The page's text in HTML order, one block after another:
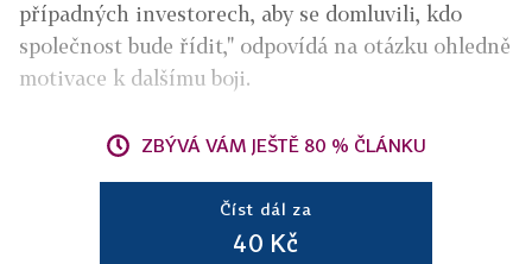
případných investorech, aby se domluvili, kdo
společnost bude řídit," odpovídá na otázku ohledně
motivace k dalšímu boji.
ZBÝVÁ VÁM JEŠTĚ 80 % ČLÁNKU
Číst dál za
40 Kč